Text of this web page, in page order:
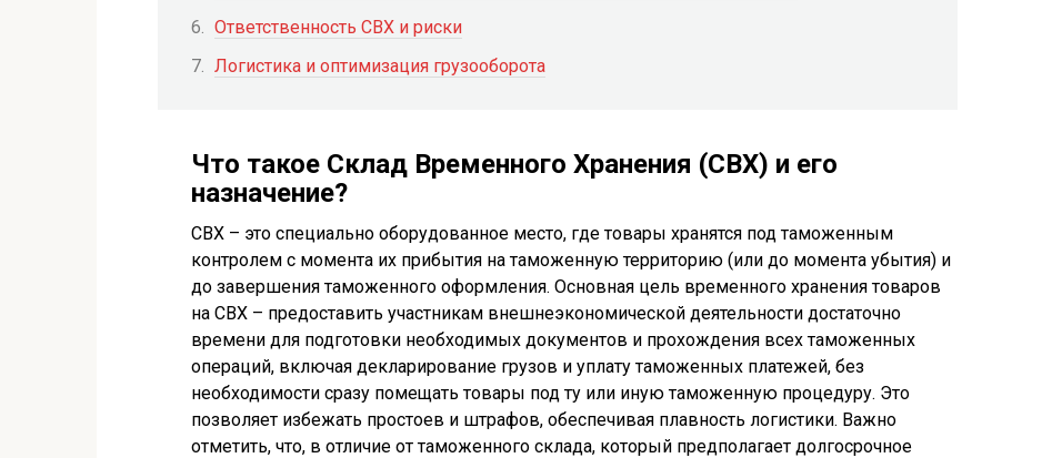
Ответственность СВХ и риски
Логистика и оптимизация грузооборота
Что такое Склад Временного Хранения (СВХ) и его
назначение?
СВХ – это специально оборудованное место, где товары хранятся под таможенным
контролем с момента их прибытия на таможенную территорию (или до момента убытия) и
до завершения таможенного оформления. Основная цель временного хранения товаров
на СВХ – предоставить участникам внешнеэкономической деятельности достаточно
времени для подготовки необходимых документов и прохождения всех таможенных
операций, включая декларирование грузов и уплату таможенных платежей, без
необходимости сразу помещать товары под ту или иную таможенную процедуру. Это
позволяет избежать простоев и штрафов, обеспечивая плавность логистики. Важно
отметить, что, в отличие от таможенного склада, который предполагает долгосрочное